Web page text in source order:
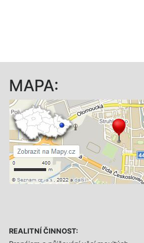
MAPA:
REALITNÍ ČINNOST: